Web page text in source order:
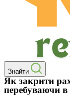
Знайти
Як закрити
перебуваючи в